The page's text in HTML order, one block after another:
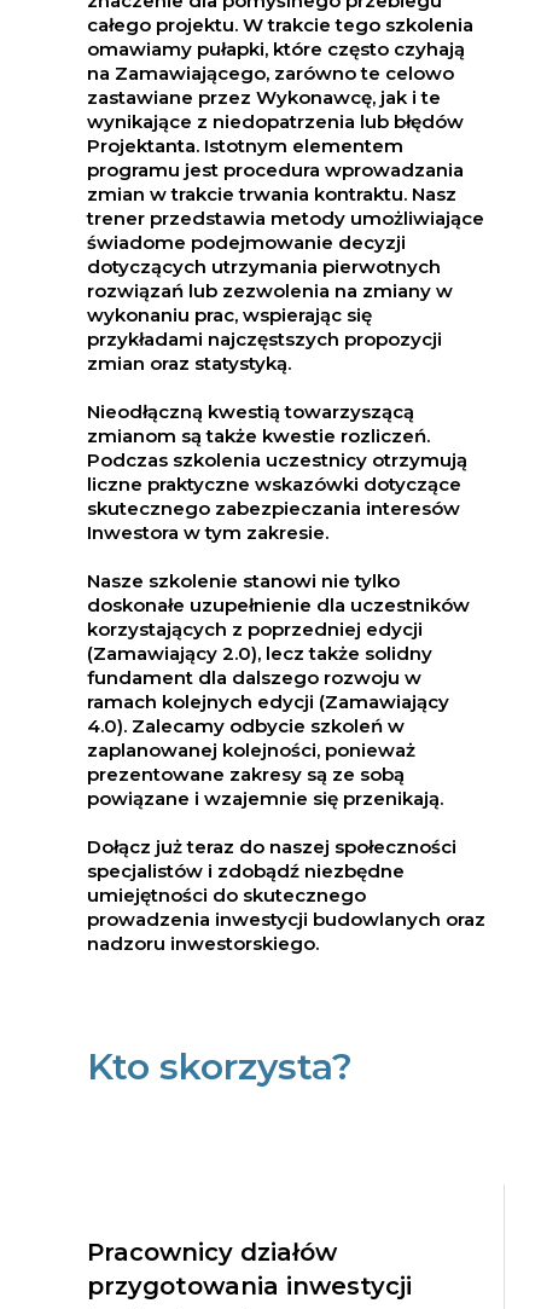
całego projektu. W trakcie tego szkolenia
omawiamy pułapki, które często czyhają
na Zamawiającego, zarówno te celowo
zastawiane przez Wykonawcę, jak i te
wynikające z niedopatrzenia lub błędów
Projektanta. Istotnym elementem
programu jest procedura wprowadzania
zmian w trakcie trwania kontraktu. Nasz
trener przedstawia metody umożliwiające
świadome podejmowanie decyzji
dotyczących utrzymania pierwotnych
rozwiązań lub zezwolenia na zmiany w
wykonaniu prac, wspierając się
przykładami najczęstszych propozycji
zmian oraz statystyką.
Nieodłączną kwestią towarzyszącą
zmianom są także kwestie rozliczeń.
Podczas szkolenia uczestnicy otrzymują
liczne praktyczne wskazówki dotyczące
skutecznego zabezpieczania interesów
Inwestora w tym zakresie.
Nasze szkolenie stanowi nie tylko
doskonałe uzupełnienie dla uczestników
korzystających z poprzedniej edycji
(Zamawiający 2.0), lecz także solidny
fundament dla dalszego rozwoju w
ramach kolejnych edycji (Zamawiający
4.0). Zalecamy odbycie szkoleń w
zaplanowanej kolejności, ponieważ
prezentowane zakresy są ze sobą
powiązane i wzajemnie się przenikają.
Dołącz już teraz do naszej społeczności
specjalistów i zdobądź niezbędne
umiejętności do skutecznego
prowadzenia inwestycji budowlanych oraz
nadzoru inwestorskiego.
Kto skorzysta?
Pracownicy działów
przygotowania inwestycji